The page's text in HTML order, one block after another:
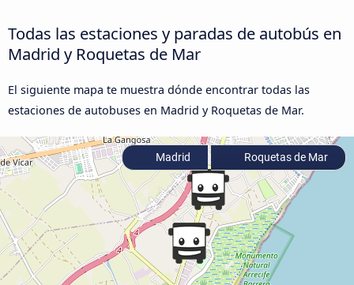
Todas las estaciones y paradas de autobús en
Madrid y Roquetas de Mar
El siguiente mapa te muestra dónde encontrar todas las
estaciones de autobuses en Madrid y Roquetas de Mar.
Madrid Roquetas de Mar